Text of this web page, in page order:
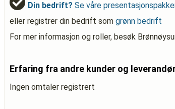
Din bedrift? Se våre
eller registrer din bedrift som grønn bedrift
For mer informasjon og roller, besøk
Erfaring fra andre kunder og
Ingen omtaler registrert